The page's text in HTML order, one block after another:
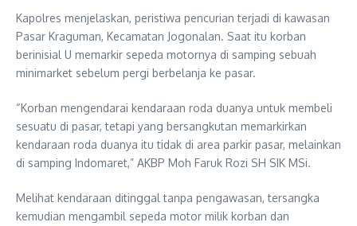
Kapolres menjelaskan, peristiwa pencurian terjadi di kawasan
Pasar Kraguman, Kecamatan Jogonalan. Saat itu korban
berinisial U memarkir sepeda motornya di samping sebuah
minimarket sebelum pergi berbelanja ke pasar.
“Korban mengendarai kendaraan roda duanya untuk membeli
sesuatu di pasar, tetapi yang bersangkutan memarkirkan
kendaraan roda duanya itu tidak di area parkir pasar, melainkan
di samping Indomaret,” AKBP Moh Faruk Rozi SH SIK MSi.
Melihat kendaraan ditinggal tanpa pengawasan, tersangka
kemudian mengambil sepeda motor milik korban dan